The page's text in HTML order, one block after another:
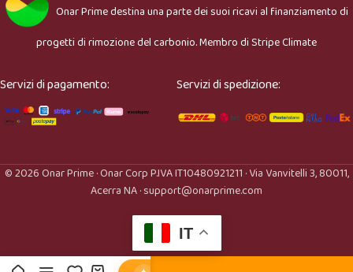
Onar Primedestina una parte dei suoi ricavi al finanziamento di
progetti di rimozione del carbonio. Membro diStripe Climate
Servizi di pagamento: Servizi di spedizione:
© 2026 Onar Prime · Onar Corp P.IVA IT10480921211 · Via Vanvitelli 3, 80011,
Acerra NA · support@onarprime.com
IT